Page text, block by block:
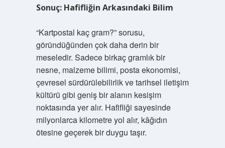
Sonuç: Hafifliğin Arkasındaki Bilim
“Kartpostal kaç gram?” sorusu,
göründüğünden çok daha derin bir
meseledir. Sadece birkaç gramlık bir
nesne, malzeme bilimi, posta ekonomisi,
çevresel sürdürülebilirlik ve tarihsel iletişim
kültürü gibi geniş bir alanın kesişim
noktasında yer alır. Hafifliği sayesinde
milyonlarca kilometre yol alır, kâğıdın
ötesine geçerek bir duygu taşır.